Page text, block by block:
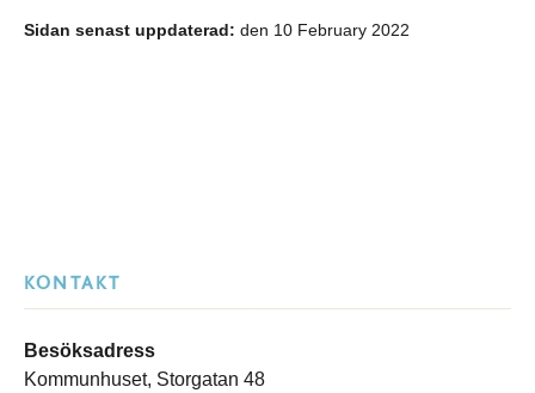
Sidan senast uppdaterad: den 10 February 2022
KONTAKT
Besöksadress
Kommunhuset, Storgatan 48